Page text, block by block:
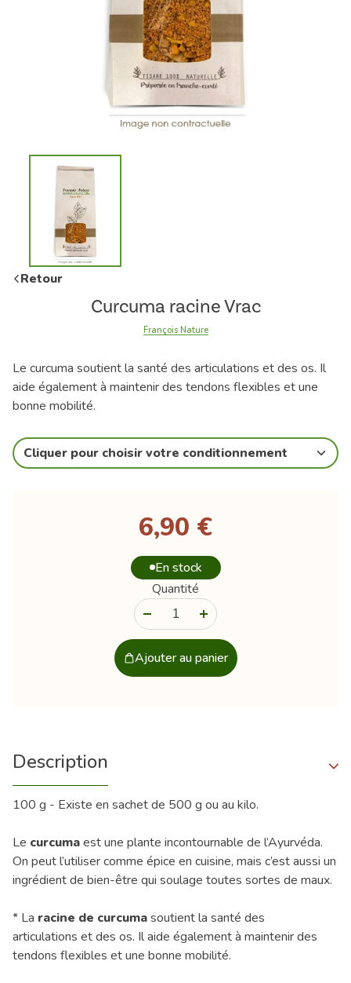
Retour
Curcuma racine Vrac
François Nature
Le curcuma soutient la santé des articulations et des os. Il
aide également à maintenir des tendons flexibles et une
bonne mobilité.
Cliquer pour choisir votre conditionnement
6,90 €
En stock
Quantité
Ajouter au panier
Description
100 g - Existe en sachet de 500 g ou au kilo.
Le curcumaest une plante incontournable de l’Ayurvéda.
On peut l’utiliser comme épice en cuisine, mais c’est aussi un
ingrédient de bien-être qui soulage toutes sortes de maux.
* La racine de curcumasoutient la santé des
articulations et des os. Il aide également à maintenir des
tendons flexibles et une bonne mobilité.